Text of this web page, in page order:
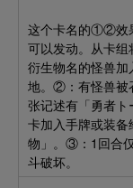
这个卡名的①②效
可以发动。从卡组
衍生物名的怪兽
地。②：有怪兽被
张记述有「勇者
卡加入手牌或装
物」。③：1回合
斗破坏。